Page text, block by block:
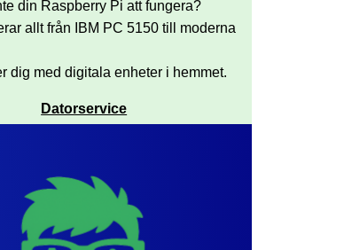
din Raspberry Pi att fungera?
allt från IBM PC 5150 till moderna
dig med digitala enheter i hemmet.
Datorservice